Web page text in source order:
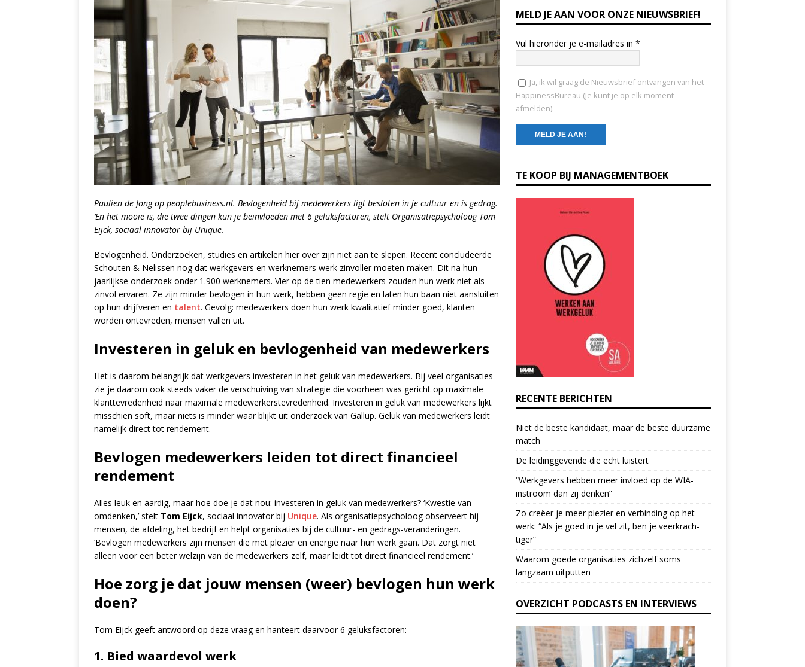
Paulien de Jong op peoplebusiness.nl. Bevlogenheid bij medewerkers ligt besloten in je cultuur en is gedrag.
‘En het mooie is, die twee dingen kun je beïnvloeden met 6 geluksfactoren, stelt Organisatiepsycholoog Tom
Eijck, sociaal innovator bij Unique.
Bevlogenheid. Onderzoeken, studies en artikelen hier over zijn niet aan te slepen. Recent concludeerde
Schouten & Nelissen nog dat werkgevers en werknemers werk zinvoller moeten maken. Dit na hun
jaarlijkse onderzoek onder 1.900 werknemers. Vier op de tien medewerkers zouden hun werk niet als
zinvol ervaren. Ze zijn minder bevlogen in hun werk, hebben geen regie en laten hun baan niet aansluiten
op hun drijfveren en talent. Gevolg: medewerkers doen hun werk kwalitatief minder goed, klanten
worden ontevreden, mensen vallen uit.
Investeren in geluk en bevlogenheid van medewerkers
Het is daarom belangrijk dat werkgevers investeren in het geluk van medewerkers. Bij veel organisaties
zie je daarom ook steeds vaker de verschuiving van strategie die voorheen was gericht op maximale
klanttevredenheid naar maximale medewerkerstevredenheid. Investeren in geluk van medewerkers lijkt
misschien soft, maar niets is minder waar blijkt uit onderzoek van Gallup. Geluk van medewerkers leidt
namelijk direct tot rendement.
Bevlogen medewerkers leiden tot direct financieel
rendement
Alles leuk en aardig, maar hoe doe je dat nou: investeren in geluk van medewerkers? ‘Kwestie van
omdenken,’ stelt Tom Eijck, sociaal innovator bij Unique. Als organisatiepsycholoog observeert hij
mensen, de afdeling, het bedrijf en helpt organisaties bij de cultuur- en gedrags-veranderingen.
‘Bevlogen medewerkers zijn mensen die met plezier en energie naar hun werk gaan. Dat zorgt niet
alleen voor een beter welzijn van de medewerkers zelf, maar leidt tot direct financieel rendement.’
Hoe zorg je dat jouw mensen (weer) bevlogen hun werk
doen?
Tom Eijck geeft antwoord op deze vraag en hanteert daarvoor 6 geluksfactoren:
1. Bied waardevol werk
MELD JE AAN VOOR ONZE NIEUWSBRIEF!
Vul hieronder je e-mailadres in *
Ja, ik wil graag de Nieuwsbrief ontvangen van het
HappinessBureau (Je kunt je op elk moment
afmelden).
o
n
s
.
P
l
e
a
s
e
l
e
a
v
e
t
h
i
f
e
l
d
TE KOOP BIJ MANAGEMENTBOEK
RECENTE BERICHTEN
Niet de beste kandidaat, maar de beste duurzame
match
De leidinggevende die echt luistert
“Werkgevers hebben meer invloed op de WIA-
instroom dan zij denken”
Zo creëer je meer plezier en verbinding op het
werk: “Als je goed in je vel zit, ben je veerkrach­
tiger”
Waarom goede organisaties zichzelf soms
langzaam uitputten
OVERZICHT PODCASTS EN INTERVIEWS